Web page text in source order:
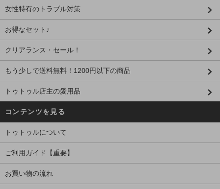
女性特有のトラブル対策
お得なセット♪
クリアランス・セール！
もう少しで送料無料！1200円以下の商品
トゥトゥル店主の愛用品
コンテンツを見る
トゥトゥルについて
ご利用ガイド【重要】
お買い物の流れ